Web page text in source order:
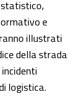
e
illustrati
della strada
logistica.